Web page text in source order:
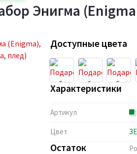
Энигма
Доступные цвета
Характеристики
Артикул
Цвет
Остаток